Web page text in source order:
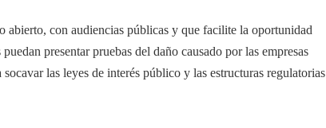
abierto, con audiencias públicas y que facilite la oportunidad
presentar pruebas del daño causado por las empresas
las leyes de interés público y las estructuras regulatorias